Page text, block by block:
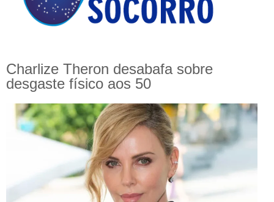
Charlize Theron desabafa sobre
desgaste físico aos 50